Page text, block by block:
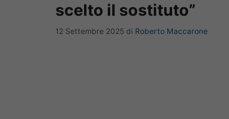
scelto il sostituto”
12 Settembre 2025 di Roberto Maccarone